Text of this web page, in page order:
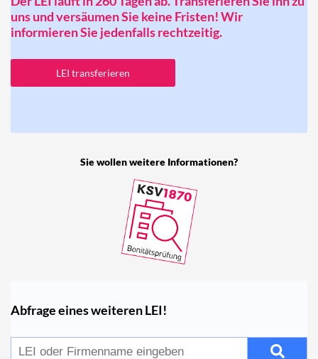
uns und versäumen Sie keine Fristen! Wir
informieren Sie jedenfalls rechtzeitig.
LEI transferieren
Sie wollen weitere Informationen?
Abfrage eines weiteren LEI!